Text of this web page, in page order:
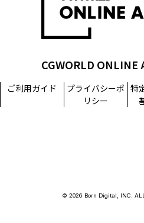
CGWORLD ONLINE
ご利用ガイド
プライバシーポ
リシー
特
© 2026 Born Digital, INC. ALL